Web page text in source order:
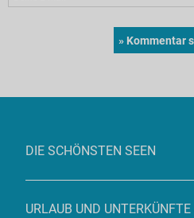
DIE SCHÖNSTEN SEEN
URLAUB UND